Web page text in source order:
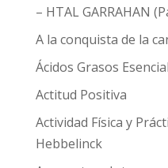
– HTAL GARRAHAN
A la conquista de la
Ácidos Grasos
Actitud Positiva
Actividad Física y
Hebbelinck